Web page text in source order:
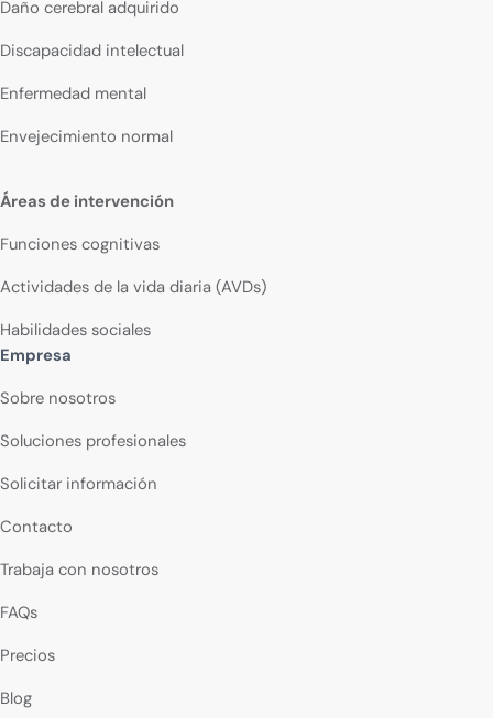
Daño cerebral adquirido
Discapacidad intelectual
Enfermedad mental
Envejecimiento normal
Áreas de intervención
Funciones cognitivas
Actividades de la vida diaria (AVDs)
Habilidades sociales
Empresa
Sobre nosotros
Soluciones profesionales
Solicitar información
Contacto
Trabaja con nosotros
FAQs
Precios
Blog